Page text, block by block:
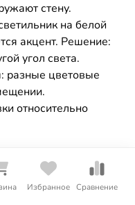
Избранное Сравнение
стену.
на белой
акцент. Решение:
угол света.
разные цветовые
относительно